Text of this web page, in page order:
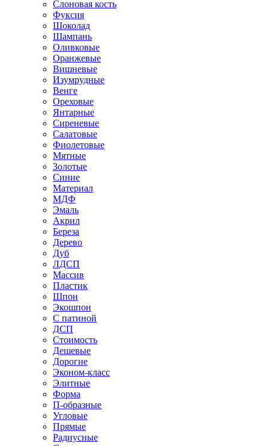
Слоновая кость
Фуксия
Шоколад
Шампань
Оливковые
Оранжевые
Вишневые
Изумрудные
Венге
Ореховые
Янтарные
Сиреневые
Салатовые
Фиолетовые
Мятные
Золотые
Синие
Материал
МДФ
Эмаль
Акрил
Береза
Дерево
Дуб
ЛДСП
Массив
Пластик
Шпон
Экошпон
С патиной
ДСП
Стоимость
Дешевые
Дорогие
Эконом-класс
Элитные
Форма
П-образные
Угловые
Прямые
Радиусные